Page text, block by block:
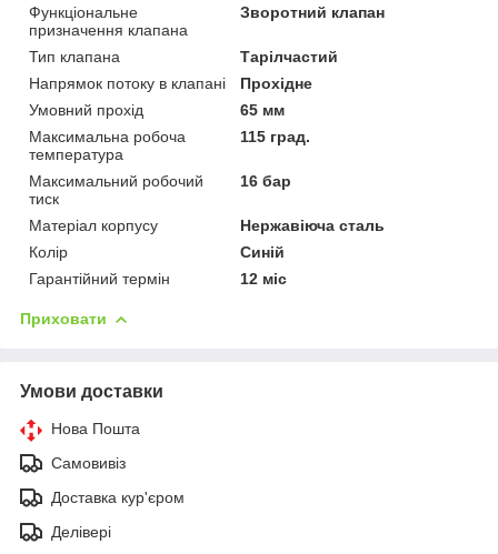
Функціональне
призначення клапана
Зворотний клапан
Тип клапана
Тарілчастий
Напрямок потоку в клапані
Прохідне
Умовний прохід
65 мм
Максимальна робоча
температура
115 град.
Максимальний робочий
тиск
16 бар
Матеріал корпусу
Нержавіюча сталь
Колір
Синій
Гарантійний термін
12 міс
Приховати
Умови доставки
Нова Пошта
Самовивіз
Доставка кур'єром
Делівері